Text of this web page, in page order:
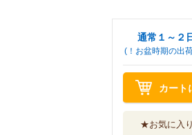
通常１～２
(！お盆時期の出
カート
★お気に入